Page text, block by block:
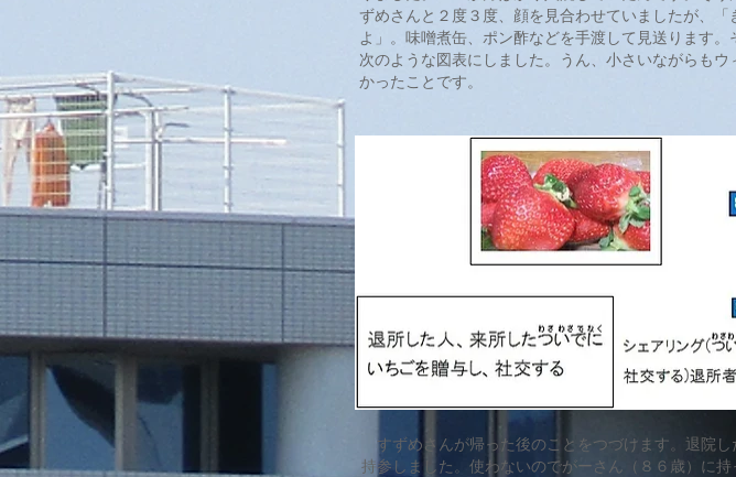
ずめさんと２度３度、顔を見合わせていましたが、
よ」。味噌煮缶、ポン酢などを手渡して見送ります
次のような図表にしました。うん、小さいながらも
かったことです。
すずめさんが帰った後のことをつづけます。退院
持参しました。使わないのでがーさん（８６歳）に